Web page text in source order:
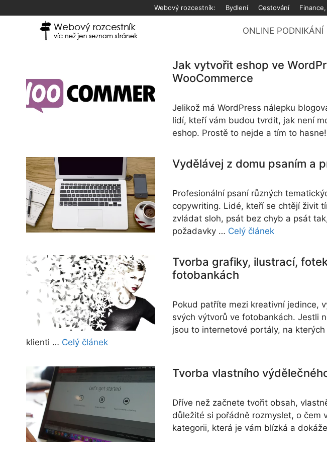
na
Webový rozcestník: Bydlení Cestování
ONLINE PODNIKÁNÍ
Jak vytvořit eshop ve
WooCommerce
Jelikož má WordPress nálepku
lidí, kteří vám budou tvrdit, jak není
eshop. Prostě to nejde a tím to
Vydělávej z domu psaním a
Profesionální psaní různých
copywriting. Lidé, kteří se chtějí živit
zvládat sloh, psát bez chyb a psát
požadavky … Celý článek
Tvorba grafiky, ilustrací,
fotobankách
Pokud patříte mezi kreativní jedince,
svých výtvorů ve fotobankách. Jestli
jsou to internetové portály, na
klienti … Celý článek
Tvorba vlastního
Dříve než začnete tvořit obsah,
důležité si pořádně rozmyslet, o čem
kategorii, která je vám blízká a